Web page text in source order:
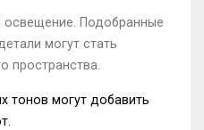
освещение. Подобранные
могут стать
пространства.
тонов могут добавить